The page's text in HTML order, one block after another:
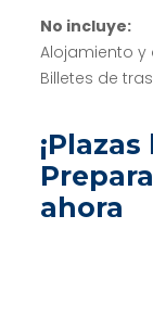
No incluye:
Alojamiento y
Billetes de
ahora